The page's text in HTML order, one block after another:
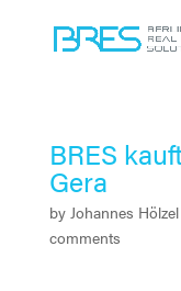
BRES
Gera
by Johannes Hölzel
comments